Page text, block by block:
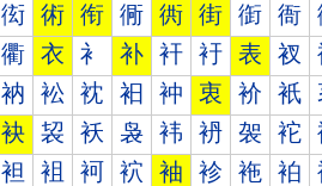
衒 術 衔 衕 衖 街 衘 衙
衢 衣 衤 补 衦 衧 表 衩
衲 衳 衴 衵 衶 衷 衸 衹
袂 袃 袄 袅 袆 袇 袈 袉
袒 袓 袔 袕 袖 袗 袘 袙